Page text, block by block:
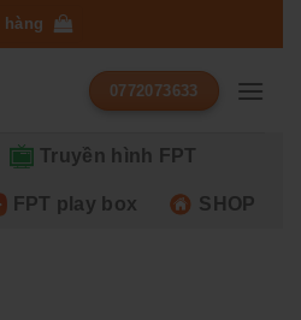
hàng
0772073633
Truyền hình FPT
FPT play box SHOP